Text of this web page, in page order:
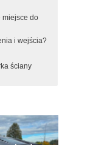
miejsce do
i wejścia?
ściany